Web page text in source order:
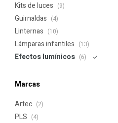
Kits de luces (9)
Guirnaldas (4)
Linternas (10)
Lámparas infantiles (13)
Efectos lumínicos (6)
Marcas
Artec (2)
PLS (4)